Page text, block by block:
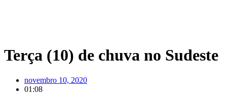
Terça (10) de chuva no Sudeste
novembro 10, 2020
01:08